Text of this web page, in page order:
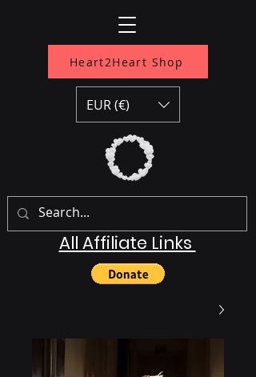
Heart2Heart Shop
All Affiliate Links
EUR (€)